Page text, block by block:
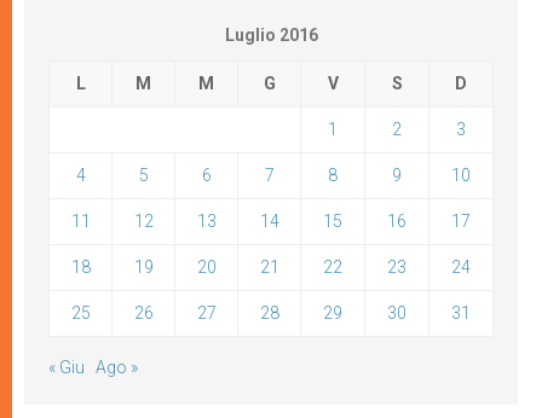
Luglio 2016
L M M G V S D
1 2 3
4 5 6 7 8 9 10
11 12 13 14 15 16 17
18 19 20 21 22 23 24
25 26 27 28 29 30 31
« Giu Ago »